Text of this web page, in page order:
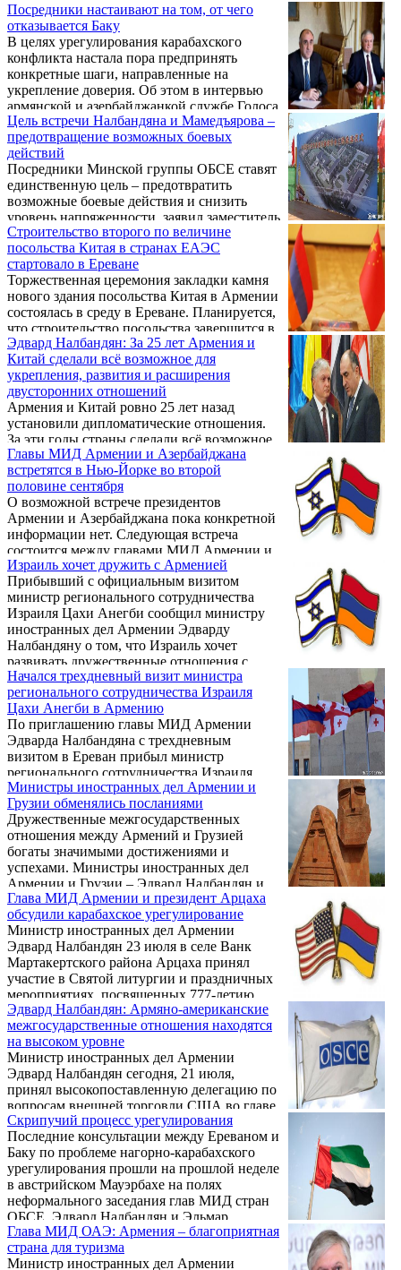
Посредники настаивают на том, от чего
отказывается Баку
В целях урегулирования карабахского
конфликта настала пора предпринять
конкретные шаги, направленные на
укрепление доверия. Об этом в интервью
армянской и азербайджанкой службе Голоса
Америки заявил сопредседатель Минской
группы ОБСЕ от США Ричард Хогланд.
Цель встречи Налбандяна и Мамедъярова –
предотвращение возможных боевых
действий
Посредники Минской группы ОБСЕ ставят
единственную цель – предотвратить
возможные боевые действия и снизить
уровень напряженности, заявил заместитель
министра иностранных дел Армении
Шаварш Кочарян. «Это задача номер один»,
- сказал он.
Строительство второго по величине
посольства Китая в странах ЕАЭС
стартовало в Ереване
Торжественная церемония закладки камня
нового здания посольства Китая в Армении
состоялась в среду в Ереване. Планируется,
что строительство посольства завершится в
2019 году.
Эдвард Налбандян: За 25 лет Армения и
Китай сделали всё возможное для
укрепления, развития и расширения
двусторонних отношений
Армения и Китай ровно 25 лет назад
установили дипломатические отношения.
За эти годы страны сделали всё возможное
для укрепления, развития и расширения
двусторонних отношений. Об этом заявил
сегодня на торжественной церемонии
закладки фундамента нового здания
посольства Китая в Армении глава МИД РА
Эдвард Налбандян.
Главы МИД Армении и Азербайджана
встретятся в Нью-Йорке во второй
половине сентября
О возможной встрече президентов
Армении и Азербайджана пока конкретной
информации нет. Следующая встреча
состоится между главами МИД Армении и
Азербайджана в Нью-Йорке, во второй
половине сентября. Об этом сообщил
сегодня в беседе с журналистами министр
иностранных дел Армении Эдвард
Налбандян.
Израиль хочет дружить с Арменией
Прибывший с официальным визитом
министр регионального сотрудничества
Израиля Цахи Анегби сообщил министру
иностранных дел Армении Эдварду
Налбандяну о том, что Израиль хочет
развивать дружественные отношения с
Арменией, и в этом заключается основная
цель его визита.
Начался трехдневный визит министра
регионального сотрудничества Израиля
Цахи Анегби в Армению
По приглашению главы МИД Армении
Эдварда Налбандяна с трехдневным
визитом в Ереван прибыл министр
регионального сотрудничества Израиля
Цахи Анегби.
Министры иностранных дел Армении и
Грузии обменялись посланиями
Дружественные межгосударственных
отношения между Армений и Грузией
богаты значимыми достижениями и
успехами. Министры иностранных дел
Армении и Грузии – Эдвард Налбандян и
Михаил Джанелидзе – обменялись
посланиями в связи с 25-летием
установления дипломатических отношений
между двумя странами.
Глава МИД Армении и президент Арцаха
обсудили карабахское урегулирование
Министр иностранных дел Армении
Эдвард Налбандян 23 июля в селе Ванк
Мартакертского района Арцаха принял
участие в Святой литургии и праздничных
мероприятиях, посвященных 777-летию
освящения церкви Святого Иоанна
Крестителя монастырского комплекса
Гандзасар. Об этом сообщает пресс-служба
МИД РА.
Эдвард Налбандян: Армяно-американские
межгосударственные отношения находятся
на высоком уровне
Министр иностранных дел Армении
Эдвард Налбандян сегодня, 21 июля,
принял высокопоставленную делегацию по
вопросам внешней торговли США во главе
с заместителем торгового представителя
США Дэном Мулани. Подробности
представляет пресс-служба армянского
внешнеполитического ведомства.
Скрипучий процесс урегулирования
Последние консультации между Ереваном и
Баку по проблеме нагорно-карабахского
урегулирования прошли на прошлой неделе
в австрийском Мауэрбахе на полях
неформального заседания глав МИД стран
ОБСЕ. Эдвард Налбандян и Эльмар
Мамедъяров обсудили проблему в
присутствии сопредседателей МГ ОБСЕ.
Отдельные встречи с главами МИД
Глава МИД ОАЭ: Армения – благоприятная
страна для туризма
Министр иностранных дел Армении